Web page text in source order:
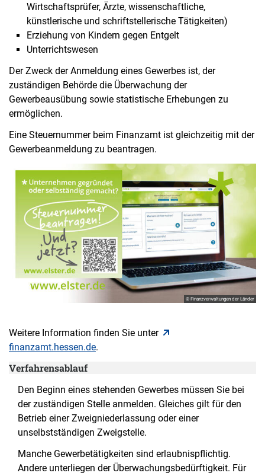
Wirtschaftsprüfer, Ärzte, wissenschaftliche,
künstlerische und schriftstellerische Tätigkeiten)
Erziehung von Kindern gegen Entgelt
Unterrichtswesen
Der Zweck der Anmeldung eines Gewerbes ist, der
zuständigen Behörde die Überwachung der
Gewerbeausübung sowie statistische Erhebungen zu
ermöglichen.
Eine Steuernummer beim Finanzamt ist gleichzeitig mit der
Gewerbeanmeldung zu beantragen.
© Finanzverwaltungen der Länder
Weitere Information finden Sie unter
finanzamt.hessen.de.
Verfahrensablauf
Den Beginn eines stehenden Gewerbes müssen Sie bei
der zuständigen Stelle anmelden. Gleiches gilt für den
Betrieb einer Zweigniederlassung oder einer
unselbstständigen Zweigstelle.
Manche Gewerbetätigkeiten sind erlaubnispflichtig.
Andere unterliegen der Überwachungsbedürftigkeit. Für